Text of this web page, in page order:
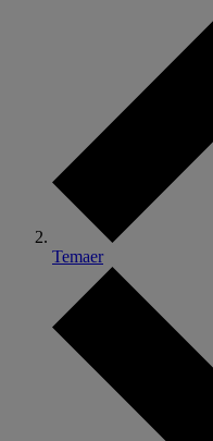
Temaer